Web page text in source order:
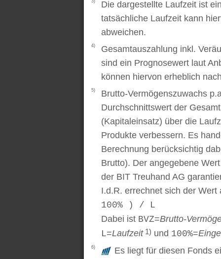
3)
Die dargestellte Laufzeit ist
tatsächliche Laufzeit kann
abweichen.
4)
Gesamtauszahlung inkl.
sind ein Prognosewert laut
können hiervon erheblich
5)
Brutto-Vermögenszuwachs
Durchschnittswert der
(Kapitaleinsatz) über die
Produkte verbessern. Es
Berechnung berücksichtig
Brutto). Der angegebene
der BIT Treuhand AG
I.d.R. errechnet sich der
100% ) / L
Dabei ist BVZ=Brutto-
L=Laufzeit1) und 100%=
6)
Es liegt für diesen Fonds